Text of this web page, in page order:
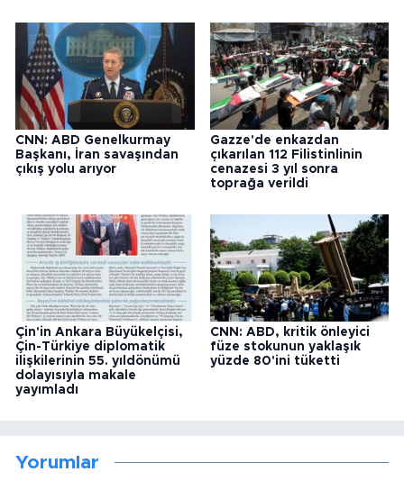
CNN: ABD Genelkurmay
Başkanı, İran savaşından
çıkış yolu arıyor
Gazze'de enkazdan
çıkarılan 112 Filistinlinin
cenazesi 3 yıl sonra
toprağa verildi
Çin'in Ankara Büyükelçisi,
Çin-Türkiye diplomatik
ilişkilerinin 55. yıldönümü
dolayısıyla makale
yayımladı
CNN: ABD, kritik önleyici
füze stokunun yaklaşık
yüzde 80'ini tüketti
Yorumlar